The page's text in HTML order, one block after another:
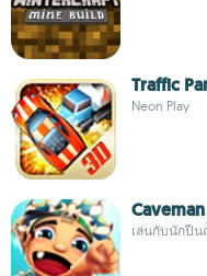
Traffic
Neon Play
เล่นกับนักปีน